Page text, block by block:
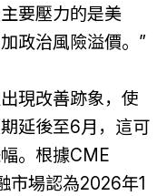
要壓力的是美
政治風險溢價。”
現改善跡象，使
延後至6月，這可
。根據CME
市場認為2026年1